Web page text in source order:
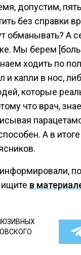
допустим,
без справки
обманывать? А
Мы берем
ходить по
и капли в нос,
которые
что врач,
А в
в